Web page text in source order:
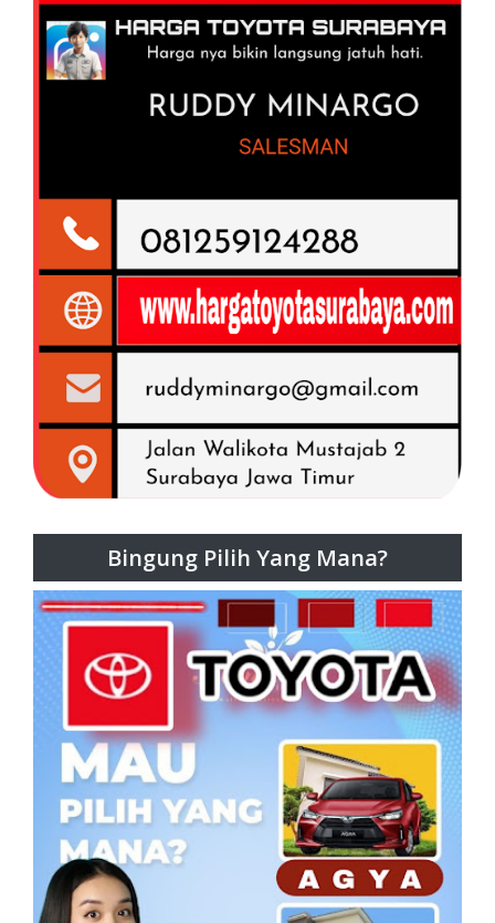
Bingung Pilih Yang Mana?